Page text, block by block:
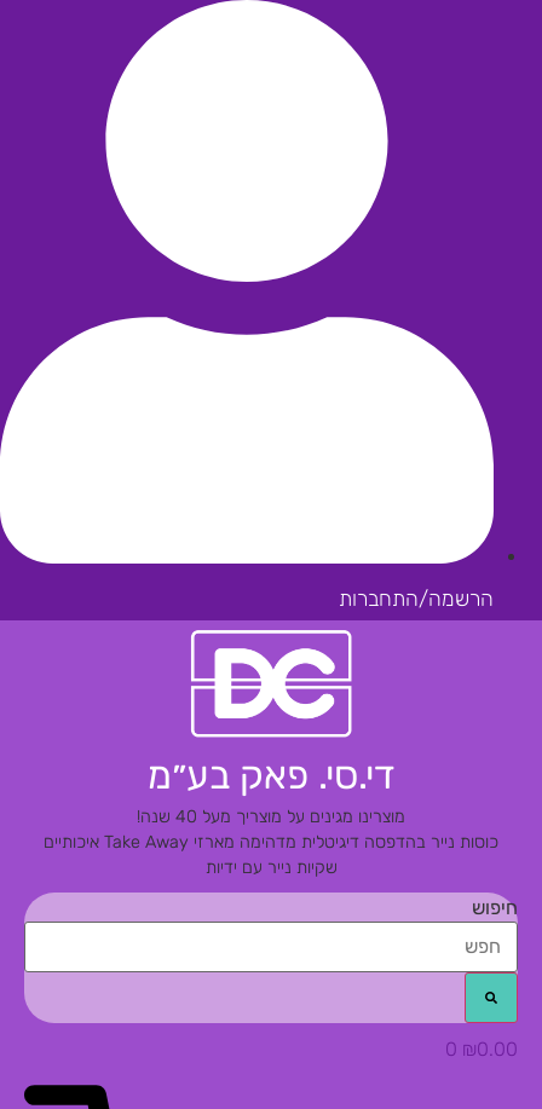
הרשמה/התחברות
די.סי. פאק בע״מ
מוצרינו מגינים על מוצריך מעל 40 שנה!
כוסות נייר בהדפסה דיגיטלית מדהימהמארזי Take Away איכותיים
שקיות נייר עם ידיות
חיפוש
₪0.00
0